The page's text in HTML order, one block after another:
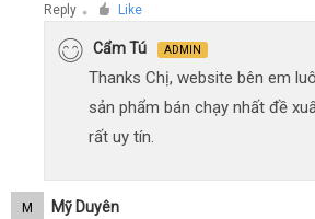
Reply ● Like
Cẩm Tú ADMIN
Thanks Chị, website bên em
sản phẩm bán chạy nhất đề
rất uy tín.
M Mỹ Duyên